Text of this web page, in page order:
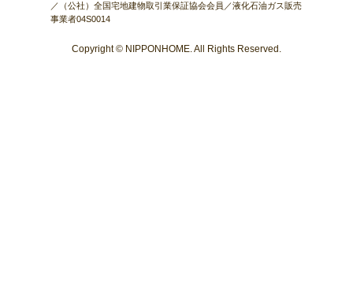
／（公社）全国宅地建物取引業保証協会会員／液化石油ガス販売
事業者04S0014
Copyright © NIPPONHOME. All Rights Reserved.